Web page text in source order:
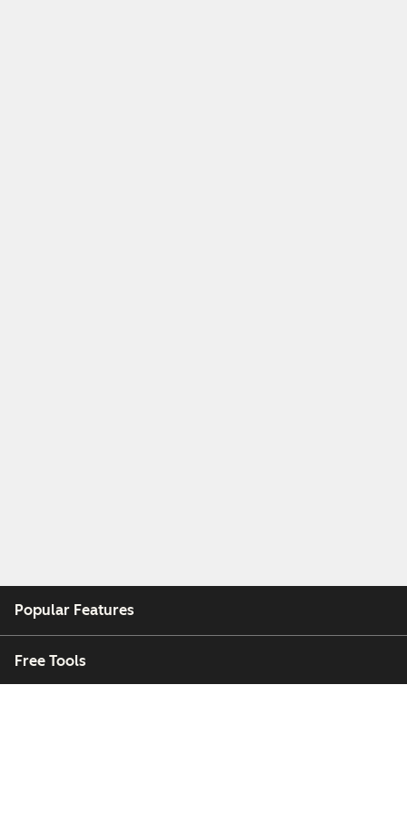
Popular Features
Free Tools